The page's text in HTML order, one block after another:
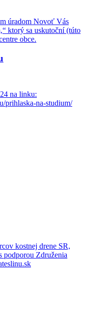
úradom Novoť Vás
ktorý sa uskutoční (túto
obce.
na linku:
prihlaska-na-studium/
kostnej drene SR,
podporou Združenia